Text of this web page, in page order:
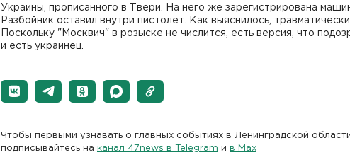
Украины, прописанного в Твери. На него же зарегистрирована
Разбойник оставил внутри пистолет. Как выяснилось,
Поскольку "Москвич" в розыске не числится, есть версия, что
и есть украинец.
Чтобы первыми узнавать о главных событиях в Ленинградской
подписывайтесь на канал 47news в Telegram и в Maх